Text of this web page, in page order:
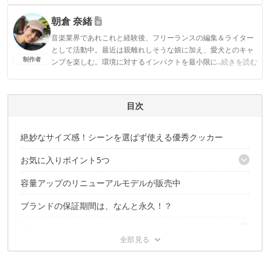
CAMP HACK編集部のプロフィール
制作者
朝倉 奈緒
音楽業界であれこれと経験後、フリーランスの編集＆ライター
として活動中。最近は親離れしそうな娘に加え、愛犬とのキャ
ンプを楽しむ。環境に対するインパクトを最小限にして楽しむ
...続きを読む
目次
絶妙なサイズ感！シーンを選ばず使える優秀クッカー
お気に入りポイント5つ
1｜4点の調理器具が485gで小さくまとまる
2｜大小の鍋とフライパンであらゆる調理ができる
3｜キャンプ・登山・フェスとマルチに使える
5｜さすが一流...！期待を裏切らない精巧な作り
容量アップのリニューアルモデルが販売中
ブランドの保証期間は、なんと永久！？